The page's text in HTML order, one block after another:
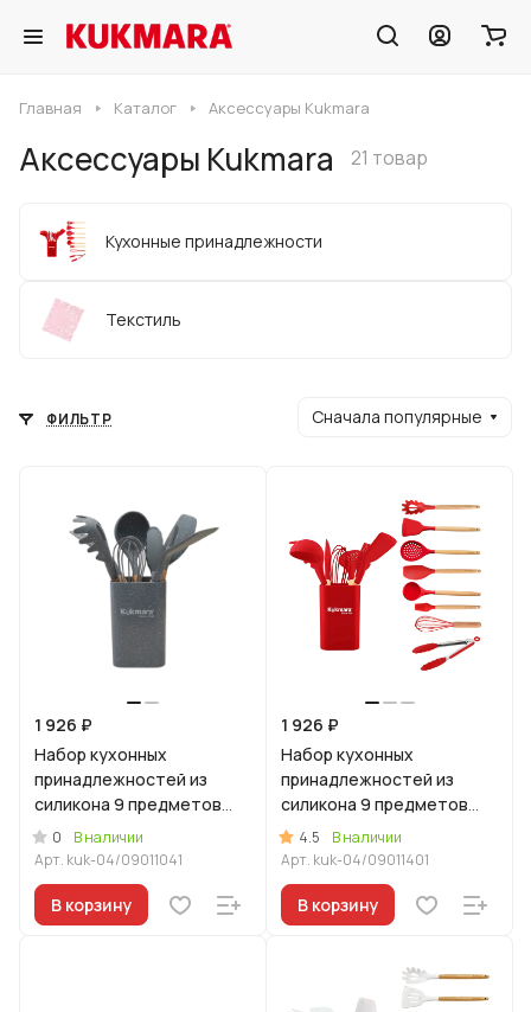
Главная Каталог Аксессуары Kukmara
Аксессуары Kukmara 21 товар
Кухонные принадлежности
Текстиль
ФИЛЬТР Сначала популярные
1 926 ₽
Набор кухонных
принадлежностей из
силикона 9 предметов
Светлый мрамор
0
В наличии
Арт. kuk-04/09011041
В корзину
1 926 ₽
Набор кухонных
принадлежностей из
силикона 9 предметов
Красный
4.5
В наличии
Арт. kuk-04/09011401
В корзину